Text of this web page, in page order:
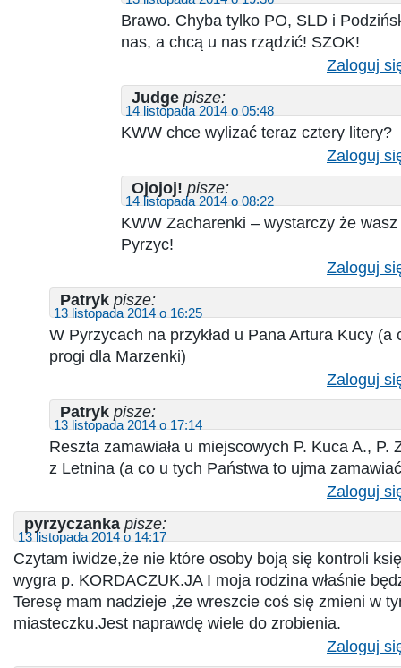
Brawo. Chyba tylko PO, SLD i
nas, a chcą u nas rządzić! SZOK!
Zaloguj
Judge pisze:
14 listopada 2014 o 05:48
KWW chce wylizać teraz cztery litery?
Zaloguj
Ojojoj! pisze:
14 listopada 2014 o 08:22
KWW Zacharenki – wystarczy że
Pyrzyc!
Zaloguj
Patryk pisze:
13 listopada 2014 o 16:25
W Pyrzycach na przykład u Pana Artura Kucy (a
progi dla Marzenki)
Zaloguj
Patryk pisze:
13 listopada 2014 o 17:14
Reszta zamawiała u miejscowych P. Kuca A., P.
z Letnina (a co u tych Państwa to ujma
Zaloguj
pyrzyczanka pisze:
13 listopada 2014 o 14:17
Czytam iwidze,że nie które osoby boją się kontroli
wygra p. KORDACZUK.JA I moja rodzina właśnie
Teresę mam nadzieje ,że wreszcie coś się zmieni w
miasteczku.Jest naprawdę wiele do zrobienia.
Zaloguj